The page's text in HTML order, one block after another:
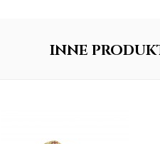
INNE